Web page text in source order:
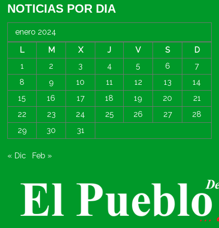
NOTICIAS POR DIA
enero 2024
L
M X J V S
D
1
2 3 4 5 6
7
8
9 10 11 12 13
14
15
16 17 18 19 20
21
22
23 24 25 26 27
28
29
30 31
« Dic Feb »